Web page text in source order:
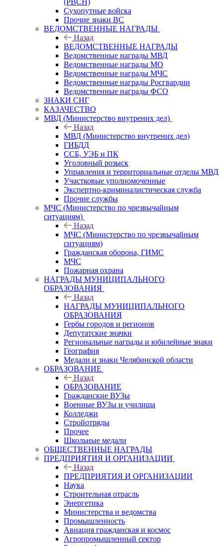
(РВСН)
Сухопутные войска
Прочие знаки ВС
ВЕДОМСТВЕННЫЕ НАГРАДЫ
Назад
ВЕДОМСТВЕННЫЕ НАГРАДЫ
Ведомственные награды МВД
Ведомственные награды МО
Ведомственные награды МЧС
Ведомственные награды Росгвардии
Ведомственные награды ФСО
ЗНАКИ СНГ
КАЗАЧЕСТВО
МВД (Министерство внутрених дел)
Назад
МВД (Министерство внутрених дел)
ГИБДД
ССБ, УЭБ и ПК
Уголовный розыск
Управления и территориальные отделы МВД
Участковые уполномоченные
Экспертно-криминалистическая служба
Прочие службы
МЧС (Министерство по чрезвычайным
ситуациям)
Назад
МЧС (Министерство по чрезвычайным
ситуациям)
Гражданская оборона, ГИМС
МЧС
Пожарная охрана
НАГРАДЫ МУНИЦИПАЛЬНОГО
ОБРАЗОВАНИЯ
Назад
НАГРАДЫ МУНИЦИПАЛЬНОГО
ОБРАЗОВАНИЯ
Гербы городов и регионов
Депутатские значки
Региональные награды и юбилейные знаки
География
Медали и знаки Челябинской области
ОБРАЗОВАНИЕ
Назад
ОБРАЗОВАНИЕ
Гражданские ВУЗы
Военные ВУЗы и училища
Колледжи
Стройотряды
Прочее
Школьные медали
ОБЩЕСТВЕННЫЕ НАГРАДЫ
ПРЕДПРИЯТИЯ И ОРГАНИЗАЦИИ
Назад
ПРЕДПРИЯТИЯ И ОРГАНИЗАЦИИ
Наука
Строительная отрасль
Энергетика
Министерства и ведомства
Промышленность
Авиация гражданская и космос
Агропромышленный сектор